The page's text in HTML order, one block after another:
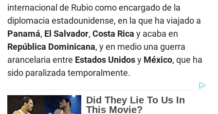
internacional de Rubio como encargado de la
diplomacia estadounidense, en la que ha viajado a
Panamá, El Salvador, Costa Rica y acaba en
República Dominicana, y en medio una guerra
arancelaria entre Estados Unidosy México, que ha
sido paralizada temporalmente.